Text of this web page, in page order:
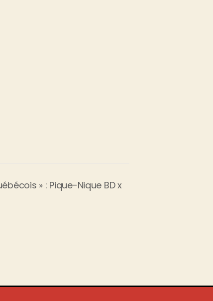
» : Pique-Nique BD x